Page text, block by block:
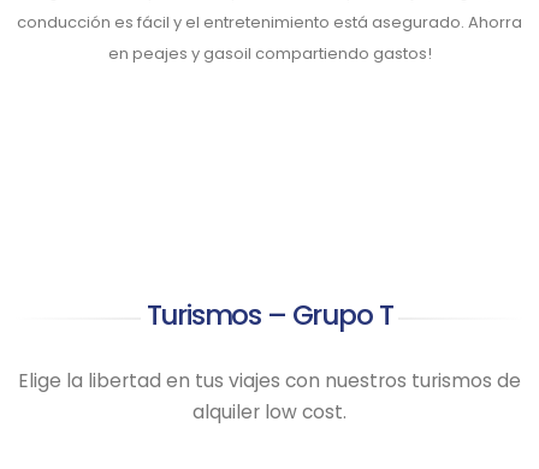
conducción es fácil y el entretenimiento está asegurado. Ahorra
en peajes y gasoil compartiendo gastos!
Turismos – Grupo T
Elige la libertad en tus viajes con nuestros turismos de
alquiler low cost.